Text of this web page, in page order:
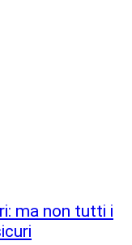
ma non tutti i